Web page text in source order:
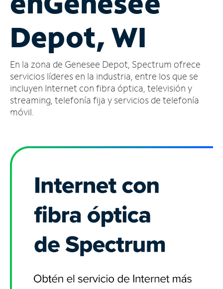
cuenta
Encuentra
tienda
Depot, WI
En la zona de Genesee Depot, Spectrum ofrece
servicios líderes en la industria, entre los que se
incluyen Internet con fibra óptica, televisión y
streaming, telefonía fija y servicios de telefonía
móvil.